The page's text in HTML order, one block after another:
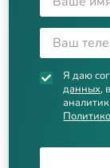
Я даю
данных,